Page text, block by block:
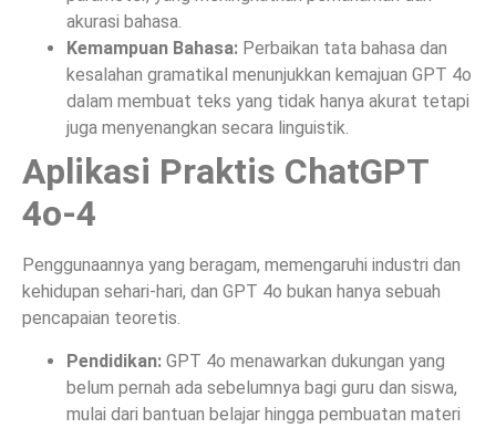
akurasi bahasa.
Kemampuan Bahasa: Perbaikan tata bahasa dan
kesalahan gramatikal menunjukkan kemajuan GPT 4o
dalam membuat teks yang tidak hanya akurat tetapi
juga menyenangkan secara linguistik.
Aplikasi Praktis ChatGPT
4o-4
Penggunaannya yang beragam, memengaruhi industri dan
kehidupan sehari-hari, dan GPT 4o bukan hanya sebuah
pencapaian teoretis.
Pendidikan: GPT 4o menawarkan dukungan yang
belum pernah ada sebelumnya bagi guru dan siswa,
mulai dari bantuan belajar hingga pembuatan materi